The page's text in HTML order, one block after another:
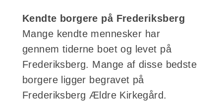
Kendte borgere på Frederiksberg
Mange kendte mennesker har
gennem tiderne boet og levet på
Frederiksberg. Mange af disse bedste
borgere ligger begravet på
Frederiksberg Ældre Kirkegård.